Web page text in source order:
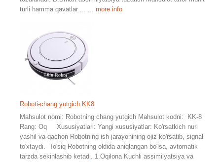
turli hamma qavatlar ...
... more info
Roboti-chang yutgich KK8
Mahsulot nomi: Robotning chang yutgich Mahsulot kodni: KK-8
Rang: Oq Xususiyatlari: Yangi xususiyatlar: Ko'rsatkich nuri
yashil va qachon Robotning ish jarayonining ojiz ko'rsatib, signal
to'xtaydi. To'siq Robotning oldida aniqlangan bo'lsa, avtomatik
tarzda sekinlashib ketadi. 1.Oqilona Kuchli assimilyatsiya va